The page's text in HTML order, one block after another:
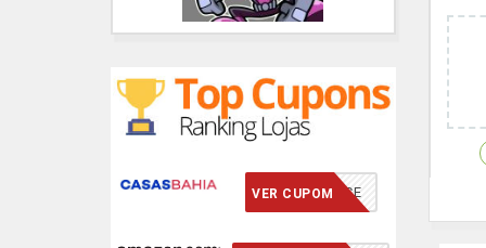
VCMERECE
VER CUPOM